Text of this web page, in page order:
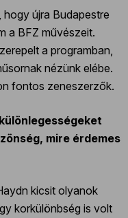
újra Budapestre
a BFZ művészeit.
a programban,
nézünk elébe.
fontos zeneszerzők.
mire érdemes
kicsit olyanok
korkülönbség is volt